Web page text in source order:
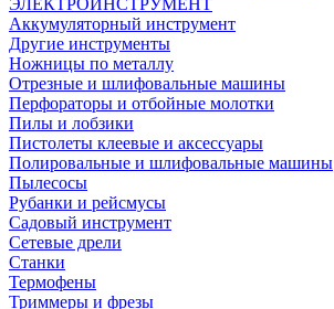
ЭЛЕКТРОИНСТРУМЕНТ
Аккумуляторный инструмент
Другие инструменты
Ножницы по металлу
Отрезные и шлифовальные машины
Перфораторы и отбойные молотки
Пилы и лобзики
Пистолеты клеевые и аксессуары
Полировальные и шлифовальные машины
Пылесосы
Рубанки и рейсмусы
Садовый инструмент
Сетевые дрели
Станки
Термофены
Триммеры и фрезы